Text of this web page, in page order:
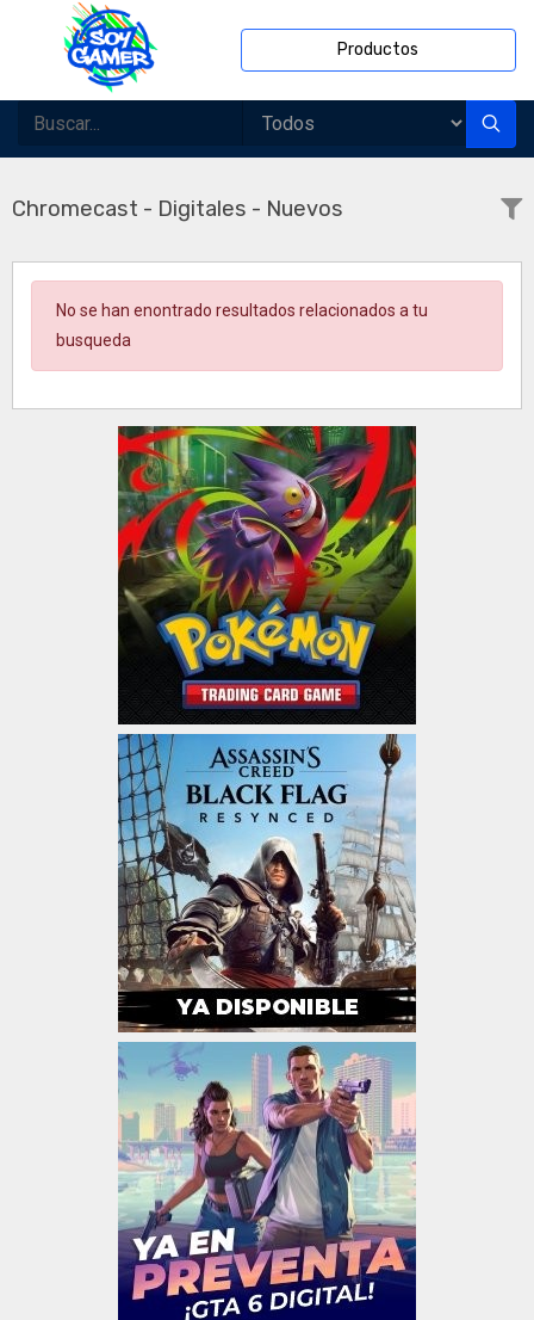
Productos
Chromecast - Digitales - Nuevos
No se han enontrado resultados relacionados a tu
busqueda